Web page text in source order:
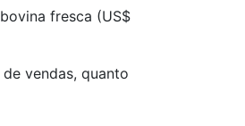
fresca (US$
vendas, quanto